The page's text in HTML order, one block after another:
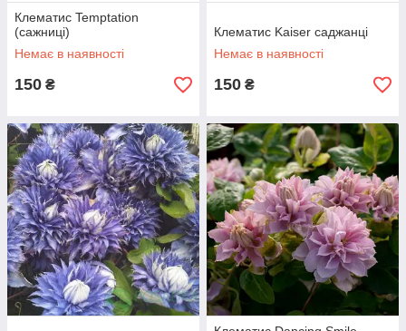
Клематис Temptation
(сажниці)
Немає в наявності
150 ₴
Клематис Kaiser саджанці
Немає в наявності
150 ₴